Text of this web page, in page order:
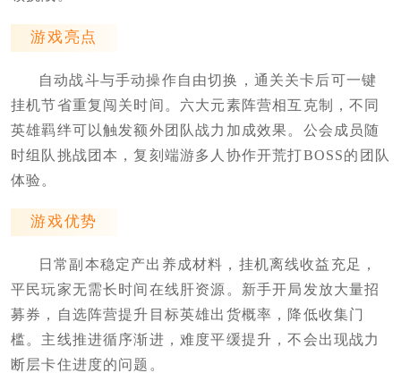
游戏亮点
自动战斗与手动操作自由切换，通关关卡后可一键
挂机节省重复闯关时间。六大元素阵营相互克制，不同
英雄羁绊可以触发额外团队战力加成效果。公会成员随
时组队挑战团本，复刻端游多人协作开荒打BOSS的团队
体验。
游戏优势
日常副本稳定产出养成材料，挂机离线收益充足，
平民玩家无需长时间在线肝资源。新手开局发放大量招
募券，自选阵营提升目标英雄出货概率，降低收集门
槛。主线推进循序渐进，难度平缓提升，不会出现战力
断层卡住进度的问题。